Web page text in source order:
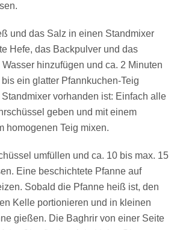
und das Salz in einen Standmixer
Hefe, das Backpulver und das
hinzufügen und ca. 2 Minuten
ein glatter Pfannkuchen-Teig
vorhanden ist: Einfach alle
geben und mit einem
homogenen Teig mixen.
umfüllen und ca. 10 bis max. 15
Eine beschichtete Pfanne auf
Sobald die Pfanne heiß ist, den
Kelle portionieren und in kleinen
gießen. Die Baghrir von einer Seite